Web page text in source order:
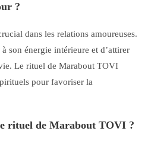
?
dans les relations amoureuses.
son énergie intérieure et d’attirer
Le rituel de Marabout TOVI
pour favoriser la
rituel de Marabout TOVI ?